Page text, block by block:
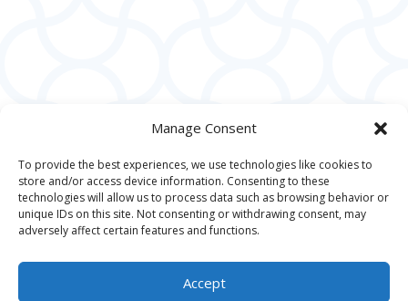
Manage Consent
To provide the best experiences, we use technologies like cookies to
store and/or access device information. Consenting to these
technologies will allow us to process data such as browsing behavior or
unique IDs on this site. Not consenting or withdrawing consent, may
adversely affect certain features and functions.
Accept